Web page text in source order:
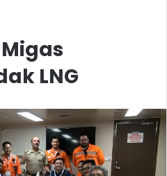
Migas
LNG